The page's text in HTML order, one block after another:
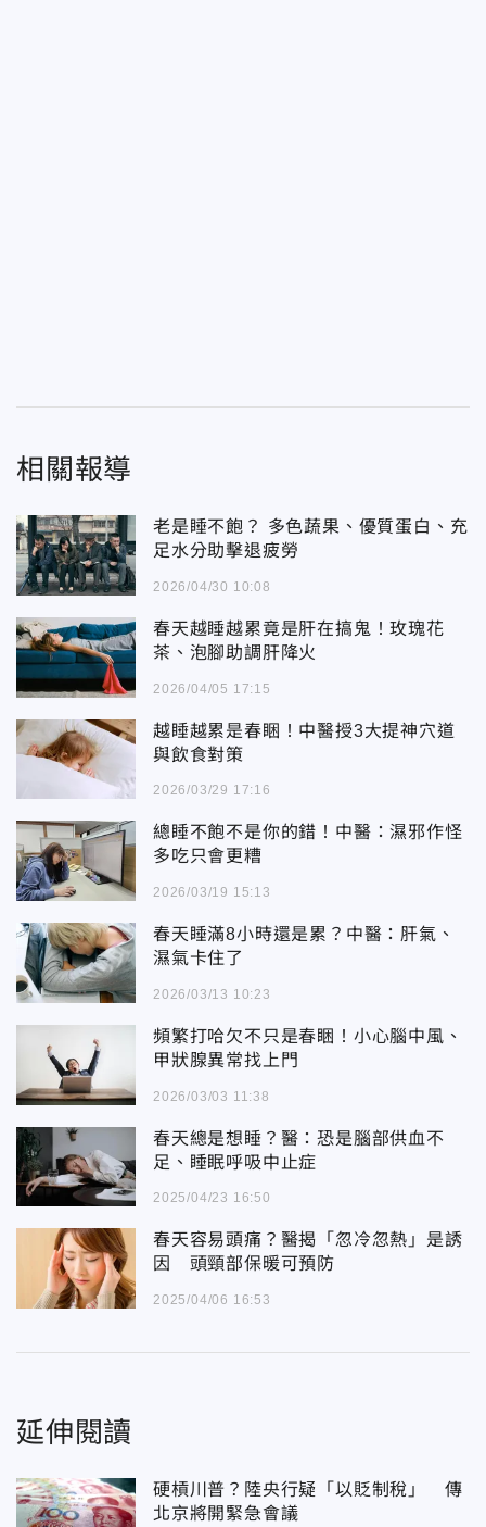
相關報導
老是睡不飽？ 多色蔬果、優質蛋白、充
足水分助擊退疲勞
2026/04/30 10:08
春天越睡越累竟是肝在搞鬼！玫瑰花
茶、泡腳助調肝降火
2026/04/05 17:15
越睡越累是春睏！中醫授3大提神穴道
與飲食對策
2026/03/29 17:16
總睡不飽不是你的錯！中醫：濕邪作怪
多吃只會更糟
2026/03/19 15:13
春天睡滿8小時還是累？中醫：肝氣、
濕氣卡住了
2026/03/13 10:23
頻繁打哈欠不只是春睏！小心腦中風、
甲狀腺異常找上門
2026/03/03 11:38
春天總是想睡？醫：恐是腦部供血不
足、睡眠呼吸中止症
2025/04/23 16:50
春天容易頭痛？醫揭「忽冷忽熱」是誘
因 頭頸部保暖可預防
2025/04/06 16:53
延伸閱讀
硬槓川普？陸央行疑「以貶制稅」 傳
北京將開緊急會議